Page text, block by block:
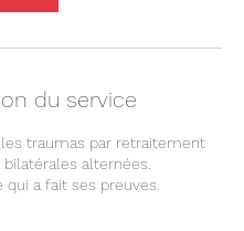
du service
les traumas par retraitement
alternées.
qui a fait ses preuves.